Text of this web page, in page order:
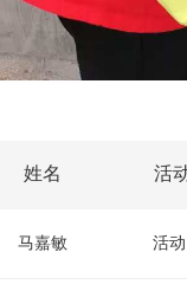
姓名 活
马嘉敏 活